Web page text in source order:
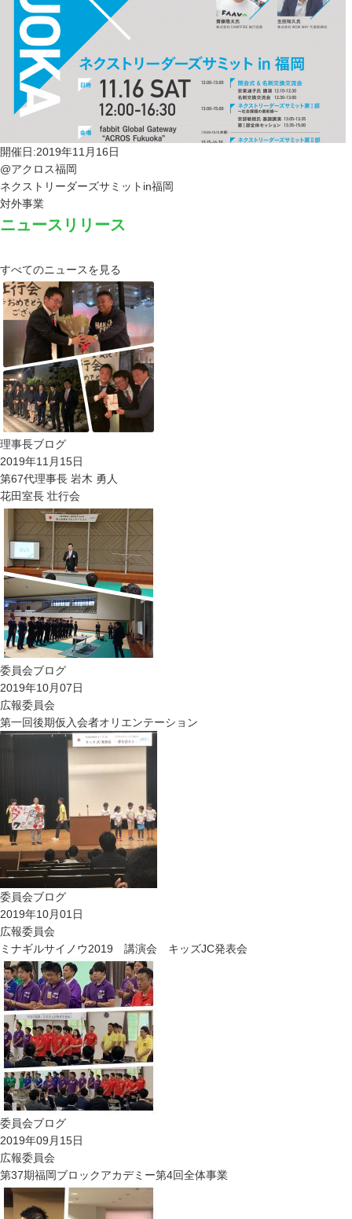
開催日:2019年11月16日
@アクロス福岡
ネクストリーダーズサミットin福岡
対外事業
ニュースリリース
すべてのニュースを見る
理事長ブログ
2019年11月15日
第67代理事長 岩木 勇人
花田室長 壮行会
委員会ブログ
2019年10月07日
広報委員会
第一回後期仮入会者オリエンテーション
委員会ブログ
2019年10月01日
広報委員会
ミナギルサイノウ2019 講演会 キッズJC発表会
委員会ブログ
2019年09月15日
広報委員会
第37期福岡ブロックアカデミー第4回全体事業